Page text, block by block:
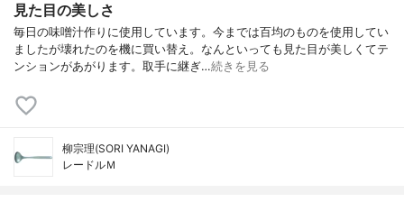
見た目の美しさ
毎日の味噌汁作りに使用しています。今までは百均のものを使用してい
ましたが壊れたのを機に買い替え。なんといっても見た目が美しくてテ
ンションがあがります。取手に継ぎ…続きを見る
柳宗理(SORI YANAGI)
レードルＭ